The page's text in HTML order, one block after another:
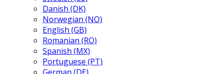
Danish (DK)
Norwegian (NO)
English (GB)
Romanian (RO)
Spanish (MX)
Portuguese (PT)